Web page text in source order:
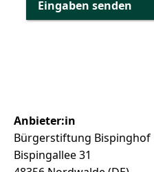
Anbieter:in
Bürgerstiftung Bispinghof
Bispingallee 31